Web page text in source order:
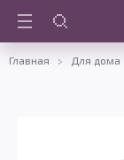
Главная Для дома